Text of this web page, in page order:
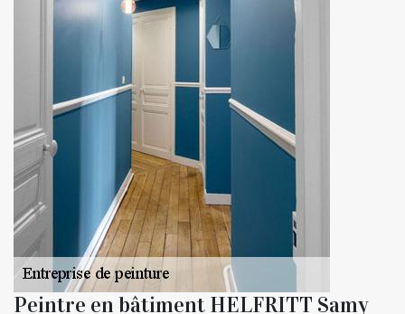
Peintre en bâtiment HELFRITT Samy